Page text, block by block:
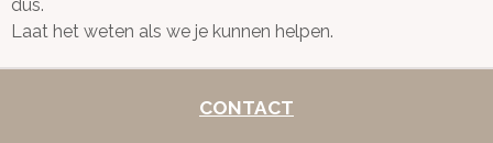
dus.
Laat het weten als we je kunnen helpen.
CONTACT